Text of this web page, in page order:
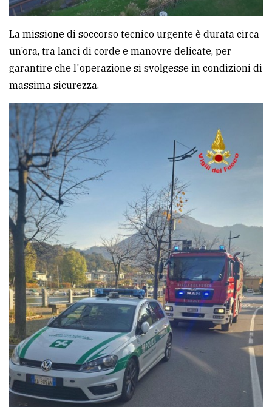
La missione di soccorso tecnico urgente è durata circa
un’ora, tra lanci di corde e manovre delicate, per
garantire che l'operazione si svolgesse in condizioni di
massima sicurezza.